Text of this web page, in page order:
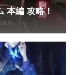
本編 攻略！